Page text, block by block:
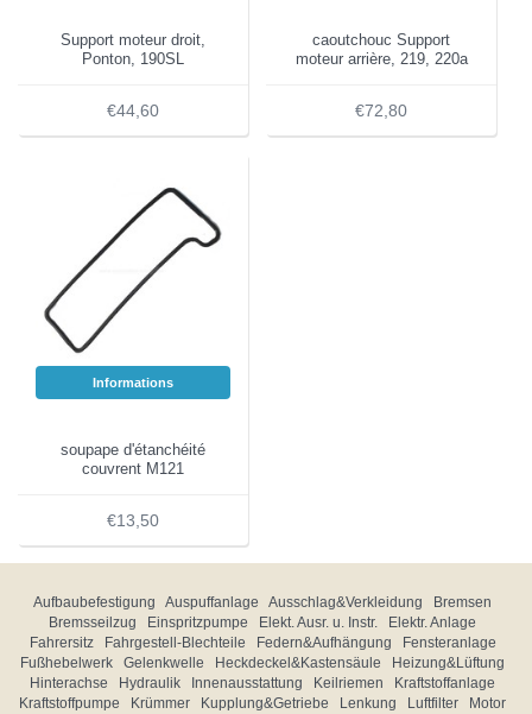
Support moteur droit,
Ponton, 190SL
€44,60
caoutchouc Support
moteur arrière, 219, 220a
€72,80
Informations
soupape d'étanchéité
couvrent M121
€13,50
Aufbaubefestigung Auspuffanlage Ausschlag&Verkleidung
Bremsen
Bremsseilzug
Einspritzpumpe Elekt. Ausr. u. Instr.
Elektr. Anlage
Fahrersitz
Fahrgestell-Blechteile Federn&Aufhängung
Fensteranlage
Fußhebelwerk
Gelenkwelle Heckdeckel&Kastensäule
Heizung&Lüftung
Hinterachse
Hydraulik Innenausstattung Keilriemen
Kraftstoffanlage
Kraftstoffpumpe
Krümmer Kupplung&Getriebe Lenkung Luftfilter
Motor